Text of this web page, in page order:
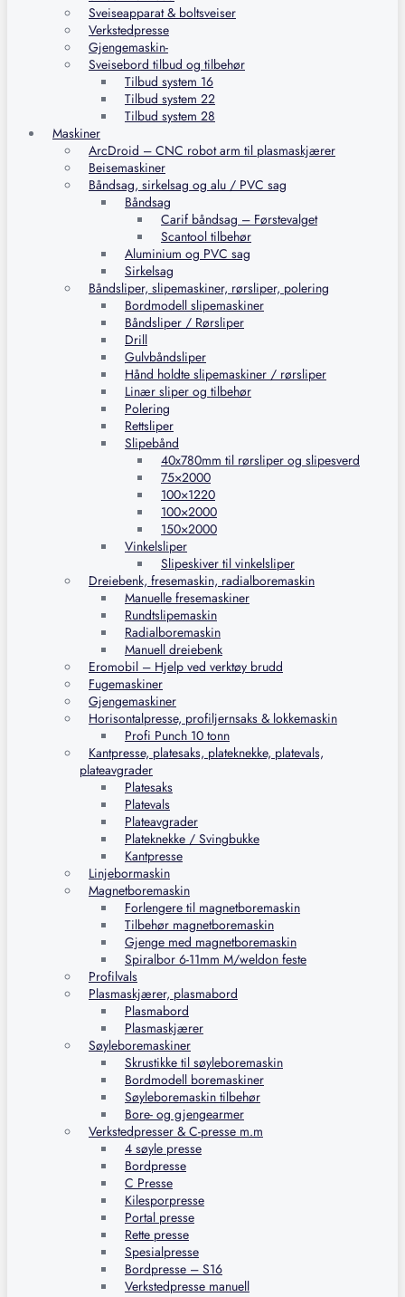
Sveiseapparat & boltsveiser
Verkstedpresse
Gjengemaskin-
Sveisebord tilbud og tilbehør
Tilbud system 16
Tilbud system 22
Tilbud system 28
Maskiner
ArcDroid – CNC robot arm til plasmaskjærer
Beisemaskiner
Båndsag, sirkelsag og alu / PVC sag
Båndsag
Carif båndsag – Førstevalget
Scantool tilbehør
Aluminium og PVC sag
Sirkelsag
Båndsliper, slipemaskiner, rørsliper, polering
Bordmodell slipemaskiner
Båndsliper / Rørsliper
Drill
Gulvbåndsliper
Hånd holdte slipemaskiner / rørsliper
Linær sliper og tilbehør
Polering
Rettsliper
Slipebånd
40x780mm til rørsliper og slipesverd
75×2000
100×1220
100×2000
150×2000
Vinkelsliper
Slipeskiver til vinkelsliper
Dreiebenk, fresemaskin, radialboremaskin
Manuelle fresemaskiner
Rundtslipemaskin
Radialboremaskin
Manuell dreiebenk
Eromobil – Hjelp ved verktøy brudd
Fugemaskiner
Gjengemaskiner
Horisontalpresse, profiljernsaks & lokkemaskin
Profi Punch 10 tonn
Kantpresse, platesaks, plateknekke, platevals,
plateavgrader
Platesaks
Platevals
Plateavgrader
Plateknekke / Svingbukke
Kantpresse
Linjebormaskin
Magnetboremaskin
Forlengere til magnetboremaskin
Tilbehør magnetboremaskin
Gjenge med magnetboremaskin
Spiralbor 6-11mm M/weldon feste
Profilvals
Plasmaskjærer, plasmabord
Plasmabord
Plasmaskjærer
Søyleboremaskiner
Skrustikke til søyleboremaskin
Bordmodell boremaskiner
Søyleboremaskin tilbehør
Bore- og gjengearmer
Verkstedpresser & C-presse m.m
4 søyle presse
Bordpresse
C Presse
Kilesporpresse
Portal presse
Rette presse
Spesialpresse
Bordpresse – S16
Verkstedpresse manuell